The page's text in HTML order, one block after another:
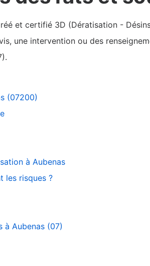
et certifié 3D (Dératisation -
une intervention ou des
(07200)
à Aubenas
les risques ?
Aubenas (07)